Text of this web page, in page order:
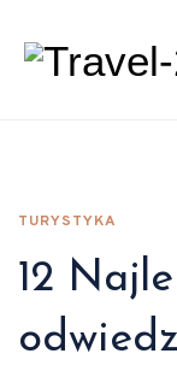
TURYSTYKA
12